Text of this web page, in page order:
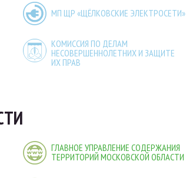
МП ЩР «ЩЁЛКОВСКИЕ ЭЛЕКТРОСЕТИ»
КОМИССИЯ ПО ДЕЛАМ
НЕСОВЕРШЕННОЛЕТНИХ И ЗАЩИТЕ
ИХ ПРАВ
ГЛАВНОЕ УПРАВЛЕНИЕ СОДЕРЖАНИЯ
ТЕРРИТОРИЙ МОСКОВСКОЙ ОБЛАСТИ